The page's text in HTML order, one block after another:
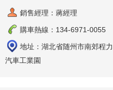
銷售經理：蔣經理
購車熱線：134-6971-0055
地址：湖北省随州市南郊程力
汽車工業園